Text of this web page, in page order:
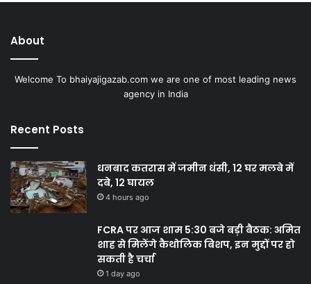
About
Welcome To bhaiyajigazab.com we are one of most leading news
agency in India
Recent Posts
धनबाद कतरास में जमीन धंसी, 12 घर मलबे में
दबे, 12 घायल
4 hours ago
FCRA पर आज शाम 5:30 बजे बड़ी बैठक: अमित
शाह से मिलेंगे कैथोलिक बिशप, इन मुद्दों पर हो
सकती है चर्चा
1 day ago